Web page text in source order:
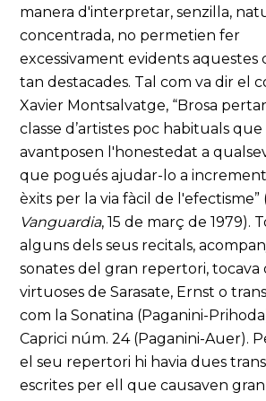
manera d'interpretar, senzilla,
concentrada, no permetien fer
excessivament evidents aquestes
tan destacades. Tal com va dir el
Xavier Montsalvatge, “Brosa
classe d’artistes poc habituals que
avantposen l'honestedat a
que pogués ajudar-lo a
èxits per la via fàcil de l'efectisme”
Vanguardia, 15 de març de 1979).
alguns dels seus recitals,
sonates del gran repertori, tocava
virtuoses de Sarasate, Ernst o
com la Sonatina (Paganini-
Caprici núm. 24 (Paganini-Auer).
el seu repertori hi havia dues
escrites per ell que causaven